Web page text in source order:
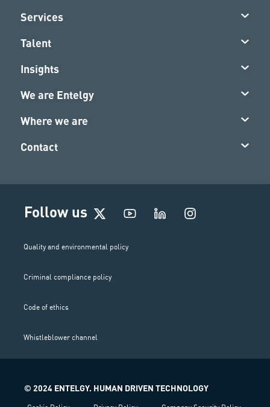
Services
Talent
Insights
We are Entelgy
Where we are
Contact
Follow us
I
n
Quality and environmental policy
Criminal compliance policy
Code of ethics
Whistleblower channel
© 2024 ENTELGY. HUMAN DRIVEN TECHNOLOGY